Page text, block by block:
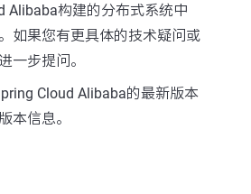
Alibaba构建的分布式系统中
如果您有更具体的技术疑问或
一步提问。
Cloud Alibaba的最新版本
本信息。